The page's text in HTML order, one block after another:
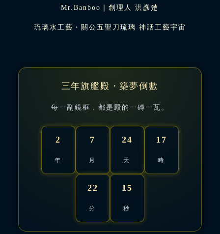
Mr.Banboo｜創理人 洪彥楚
琉璃水工藝・關公五聖刀琉璃 神話工藝宇宙
三年旗艦殿・築夢倒數
每一副鏡框，都是殿的一磚一瓦。
2
年
7
月
24
天
17
時
22
分
13
秒